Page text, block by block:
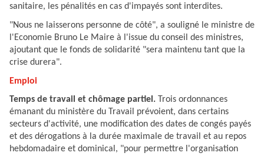
sanitaire, les pénalités en cas d'impayés sont interdites.
"Nous ne laisserons personne de côté", a souligné le ministre de
l'Economie Bruno Le Maire à l'issue du conseil des ministres,
ajoutant que le fonds de solidarité "sera maintenu tant que la
crise durera".
Emploi
Temps de travail et chômage partiel. Trois ordonnances
émanant du ministère du Travail prévoient, dans certains
secteurs d'activité, une modification des dates de congés payés
et des dérogations à la durée maximale de travail et au repos
hebdomadaire et dominical, "pour permettre l'organisation